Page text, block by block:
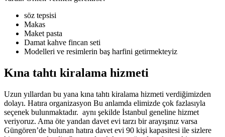
söz tepsisi
Makas
Maket pasta
Damat kahve fincan seti
Modelleri ve resimlerin baş harfini getirmekteyiz
Kına tahtı kiralama hizmeti
Uzun yıllardan bu yana kına tahtı kiralama hizmeti verdiğimizden
dolayı. Hatıra organizasyon Bu anlamda elimizde çok fazlasıyla
seçenek bulunmaktadır. aynı şekilde İstanbul geneline hizmet
veriyoruz. Ama öte yandan davet evi tarzı bir arayışınız varsa
Güngören’de bulunan hatıra davet evi 90 kişi kapasitesi ile sizlere